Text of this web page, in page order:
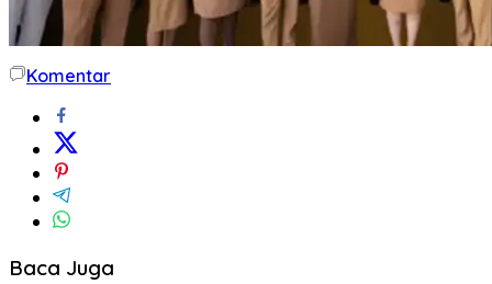
Komentar
Baca Juga